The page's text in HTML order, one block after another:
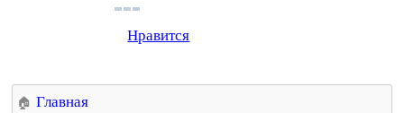
Нравится
Главная